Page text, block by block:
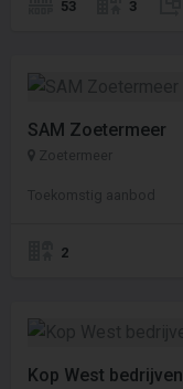
53 3
SAM Zoetermeer
Zoetermeer
Toekomstig aanbod
2
Kop West bedrijven